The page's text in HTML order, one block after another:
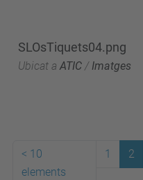
SLOsTiquets04.png
Ubicat a ATIC / Imatges
< 10
elements
1 2